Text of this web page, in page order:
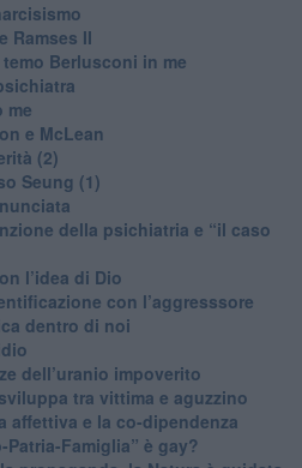
Ramses II
Berlusconi in me
me
e McLean
(2)
Seung (1)
della psichiatria e “il caso
l’idea di Dio
con l’aggresssore
dentro di noi
dell’uranio impoverito
tra vittima e aguzzino
affettiva e la co-dipendenza
Famiglia” è gay?